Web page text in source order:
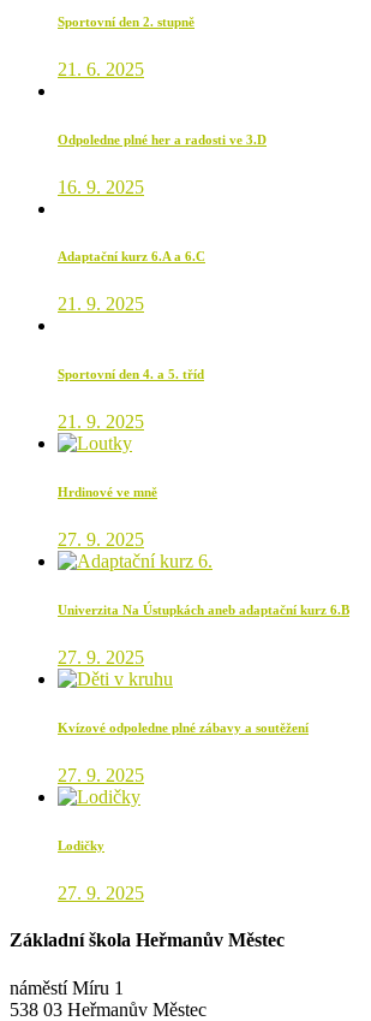
Sportovní den 2. stupně
21. 6. 2025
Odpoledne plné her a radosti ve 3.D
16. 9. 2025
Adaptační kurz 6.A a 6.C
21. 9. 2025
Sportovní den 4. a 5. tříd
21. 9. 2025
Hrdinové ve mně
27. 9. 2025
Univerzita Na Ústupkách aneb adaptační kurz 6.B
27. 9. 2025
Kvízové odpoledne plné zábavy a soutěžení
27. 9. 2025
Lodičky
27. 9. 2025
Základní škola Heřmanův Městec
náměstí Míru 1
538 03 Heřmanův Městec